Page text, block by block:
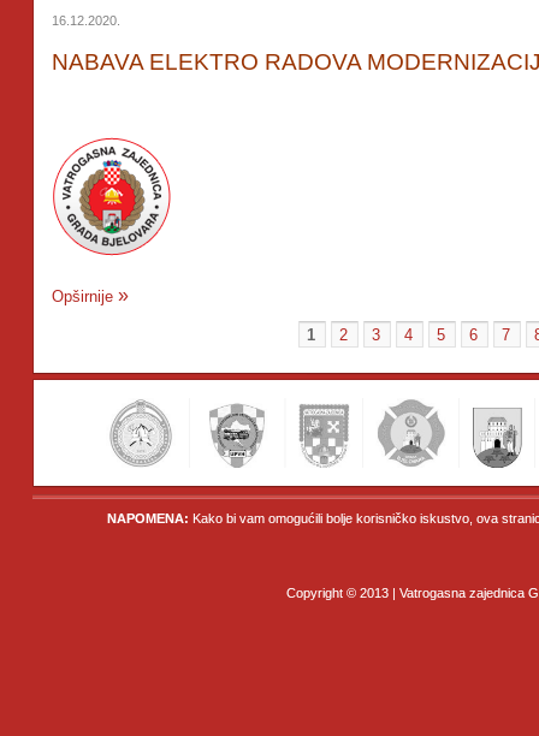
16.12.2020.
NABAVA ELEKTRO RADOVA
Opširnije
1 2 3 4 5 6 7
NAPOMENA: Kako bi vam omogućili bolje korisničko iskustvo, ova
Copyright © 2013 | Vatrogasna zajednica